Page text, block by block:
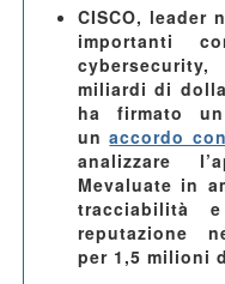
CISCO, leader
importanti
miliardi di
ha firmato
unaccordo
analizzare
Mevaluate in
tracciabilità
reputazione
per 1,5 milioni